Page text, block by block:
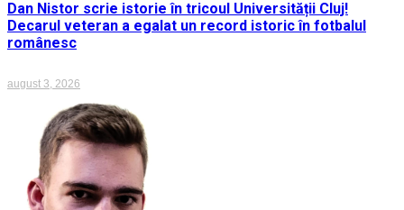
Dan Nistor scrie istorie în tricoul Universității Cluj!
Decarul veteran a egalat un record istoric în fotbalul
românesc
august 3, 2026